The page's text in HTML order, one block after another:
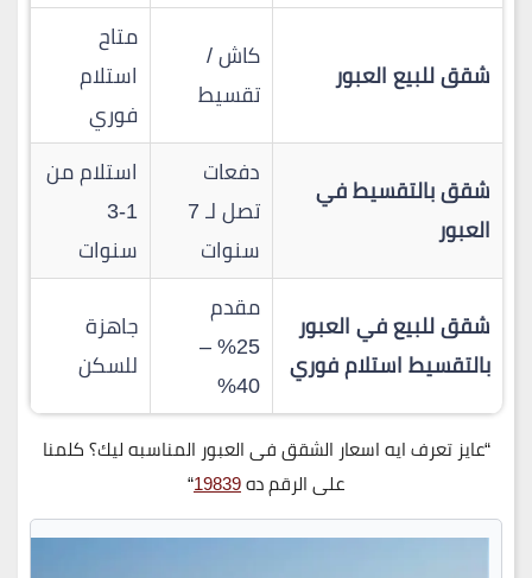
شقق للبيع العبور
كاش /
تقسيط
متاح
استلام
فوري
شقق بالتقسيط في
العبور
دفعات
تصل لـ 7
سنوات
استلام من
1-3
سنوات
شقق للبيع في العبور
بالتقسيط استلام فوري
مقدم
25% –
40%
جاهزة
للسكن
“عايز تعرف ايه اسعار الشقق فى العبور المناسبه ليك؟ كلمنا
على الرقم ده19839
“